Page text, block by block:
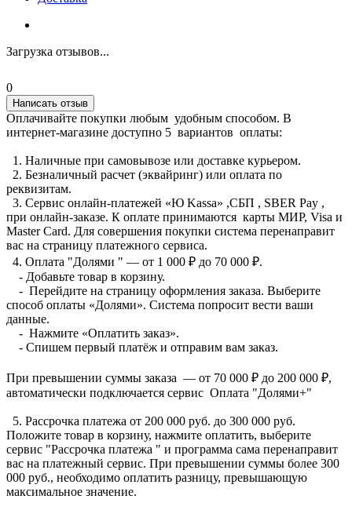
Загрузка отзывов...
0
Написать отзыв
Оплачивайте покупки любым удобным способом. В
интернет-магазине доступно 5 вариантов оплаты:
1. Наличные при самовывозе или доставке курьером.
2. Безналичный расчет (эквайринг) или оплата по
реквизитам.
3. Сервис онлайн-платежей «Ю Kassa» ,СБП , SBER Pay ,
при онлайн-заказе. К оплате принимаются карты МИР, Visa и
Master Card. Для совершения покупки система перенаправит
вас на страницу платежного сервиса.
4. Оплата "Долями " — от 1 000 ₽ до 70 000 ₽.
- Добавьте товар в корзину.
- Перейдите на страницу оформления заказа. Выберите
способ оплаты «Долями». Система попросит вести ваши
данные.
- Нажмите «Оплатить заказ».
- Спишем первый платёж и отправим вам заказ.
При превышении суммы заказа — от 70 000 ₽ до 200 000 ₽,
автоматически подключается сервис Оплата "Долями+"
5. Рассрочка платежа от 200 000 руб. до 300 000 руб.
Положите товар в корзину, нажмите оплатить, выберите
сервис "Рассрочка платежа " и программа сама перенаправит
вас на платежный сервис. При превышении суммы более 300
000 руб., необходимо оплатить разницу, превышающую
максимальное значение.